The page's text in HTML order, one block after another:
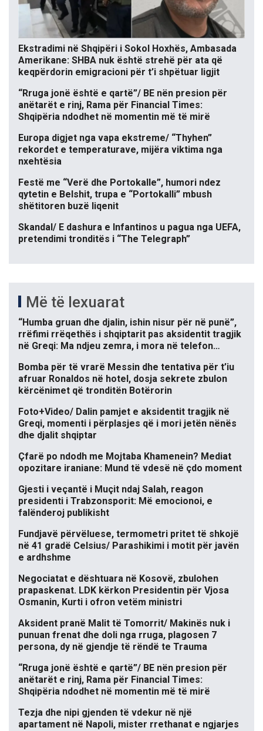
Ekstradimi në Shqipëri i Sokol Hoxhës, Ambasada
Amerikane: SHBA nuk është strehë për ata që
keqpërdorin emigracioni për t’i shpëtuar ligjit
“Rruga jonë është e qartë”/ BE nën presion për
anëtarët e rinj, Rama për Financial Times:
Shqipëria ndodhet në momentin më të mirë
Europa digjet nga vapa ekstreme/ “Thyhen”
rekordet e temperaturave, mijëra viktima nga
nxehtësia
Festë me “Verë dhe Portokalle”, humori ndez
qytetin e Belshit, trupa e “Portokalli” mbush
shëtitoren buzë liqenit
Skandal/ E dashura e Infantinos u pagua nga UEFA,
pretendimi tronditës i “The Telegraph”
Më të lexuarat
“Humba gruan dhe djalin, ishin nisur për në punë”,
rrëfimi rrëqethës i shqiptarit pas aksidentit tragjik
në Greqi: Ma ndjeu zemra, i mora në telefon…
Bomba për të vrarë Messin dhe tentativa për t’iu
afruar Ronaldos në hotel, dosja sekrete zbulon
kërcënimet që tronditën Botërorin
Foto+Video/ Dalin pamjet e aksidentit tragjik në
Greqi, momenti i përplasjes që i mori jetën nënës
dhe djalit shqiptar
Çfarë po ndodh me Mojtaba Khamenein? Mediat
opozitare iraniane: Mund të vdesë në çdo moment
Gjesti i veçantë i Muçit ndaj Salah, reagon
presidenti i Trabzonsporit: Më emocionoi, e
falënderoj publikisht
Fundjavë përvëluese, termometri pritet të shkojë
në 41 gradë Celsius/ Parashikimi i motit për javën
e ardhshme
Negociatat e dështuara në Kosovë, zbulohen
prapaskenat. LDK kërkon Presidentin për Vjosa
Osmanin, Kurti i ofron vetëm ministri
Aksident pranë Malit të Tomorrit/ Makinës nuk i
punuan frenat dhe doli nga rruga, plagosen 7
persona, dy në gjendje të rëndë te Trauma
“Rruga jonë është e qartë”/ BE nën presion për
anëtarët e rinj, Rama për Financial Times:
Shqipëria ndodhet në momentin më të mirë
Tezja dhe nipi gjenden të vdekur në një
apartament në Napoli, mister rrethanat e ngjarjes